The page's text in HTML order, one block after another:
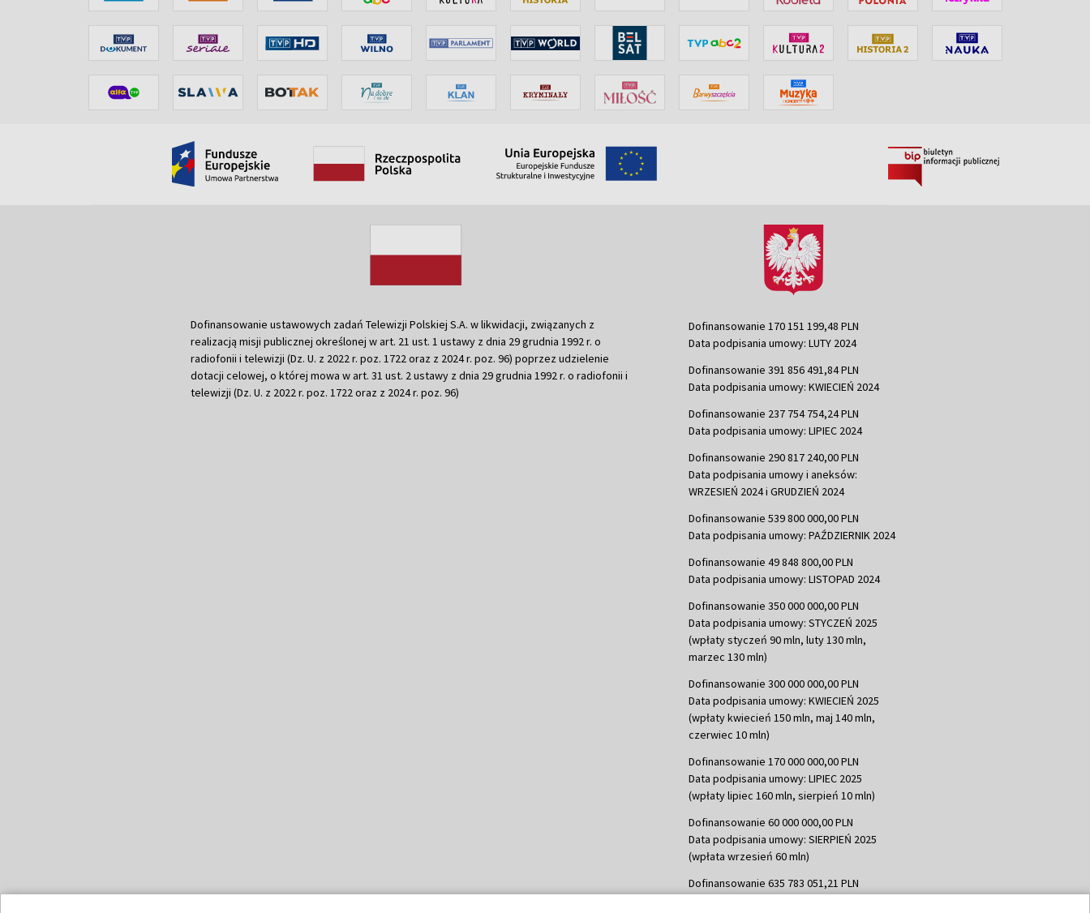
Dofinansowanie ustawowych zadań Telewizji Polskiej S.A. w likwidacji, związanych z
realizacją misji publicznej określonej w art. 21 ust. 1 ustawy z dnia 29 grudnia 1992 r. o
radiofonii i telewizji (Dz. U. z 2022 r. poz. 1722 oraz z 2024 r. poz. 96) poprzez udzielenie
dotacji celowej, o której mowa w art. 31 ust. 2 ustawy z dnia 29 grudnia 1992 r. o radiofonii i
telewizji (Dz. U. z 2022 r. poz. 1722 oraz z 2024 r. poz. 96)
Dofinansowanie 170 151 199,48 PLN
Data podpisania umowy: LUTY 2024
Dofinansowanie 391 856 491,84 PLN
Data podpisania umowy: KWIECIEŃ 2024
Dofinansowanie 237 754 754,24 PLN
Data podpisania umowy: LIPIEC 2024
Dofinansowanie 290 817 240,00 PLN
Data podpisania umowy i aneksów:
WRZESIEŃ 2024 i GRUDZIEŃ 2024
Dofinansowanie 539 800 000,00 PLN
Data podpisania umowy: PAŹDZIERNIK 2024
Dofinansowanie 49 848 800,00 PLN
Data podpisania umowy: LISTOPAD 2024
Dofinansowanie 350 000 000,00 PLN
Data podpisania umowy: STYCZEŃ 2025
(wpłaty styczeń 90 mln, luty 130 mln,
marzec 130 mln)
Dofinansowanie 300 000 000,00 PLN
Data podpisania umowy: KWIECIEŃ 2025
(wpłaty kwiecień 150 mln, maj 140 mln,
czerwiec 10 mln)
Dofinansowanie 170 000 000,00 PLN
Data podpisania umowy: LIPIEC 2025
(wpłaty lipiec 160 mln, sierpień 10 mln)
Dofinansowanie 60 000 000,00 PLN
Data podpisania umowy: SIERPIEŃ 2025
(wpłata wrzesień 60 mln)
Dofinansowanie 635 783 051,21 PLN